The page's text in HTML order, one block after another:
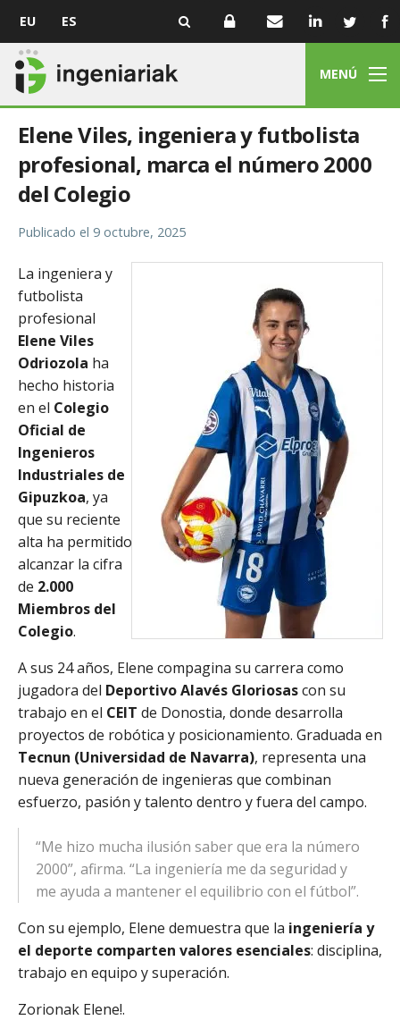
EU ES
MENÚ
Elene Viles, ingeniera y futbolista
profesional, marca el número 2000
del Colegio
Publicado el 9 octubre, 2025
La ingeniera y
futbolista
profesional
Elene Viles
Odriozola ha
hecho historia
en el Colegio
Oficial de
Ingenieros
Industriales de
Gipuzkoa, ya
que su reciente
alta ha permitido
alcanzar la cifra
de 2.000
Miembros del
Colegio.
A sus 24 años, Elene compagina su carrera como
jugadora del Deportivo Alavés Gloriosascon su
trabajo en el CEIT de Donostia, donde desarrolla
proyectos de robótica y posicionamiento. Graduada en
Tecnun (Universidad de Navarra), representa una
nueva generación de ingenieras que combinan
esfuerzo, pasión y talento dentro y fuera del campo.
“Me hizo mucha ilusión saber que era la número
2000”, afirma. “La ingeniería me da seguridad y
me ayuda a mantener el equilibrio con el fútbol”.
Con su ejemplo, Elene demuestra que la ingeniería y
el deporte comparten valores esenciales: disciplina,
trabajo en equipo y superación.
Zorionak Elene!.